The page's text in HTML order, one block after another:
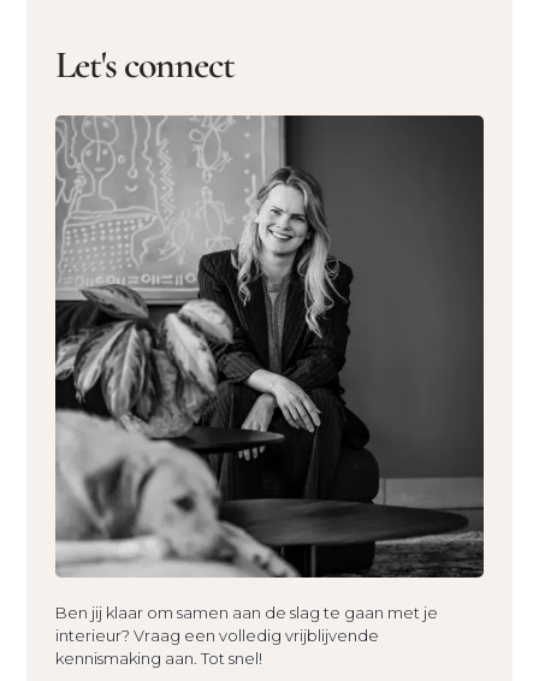
Let's connect
Ben jij klaar om samen aan de slag te gaan met je
interieur? Vraag een volledig vrijblijvende
kennismaking aan. Tot snel!